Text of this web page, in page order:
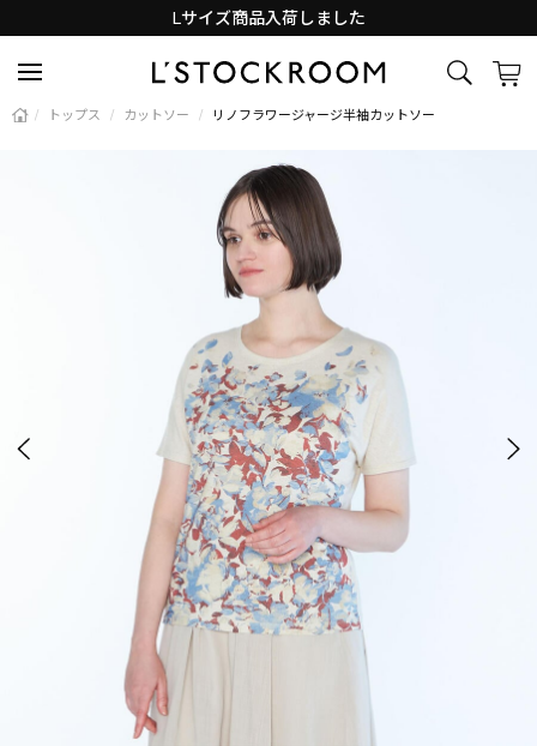
Lサイズ商品入荷しました
/ トップス / カットソー / リノフラワージャージ半袖カットソー